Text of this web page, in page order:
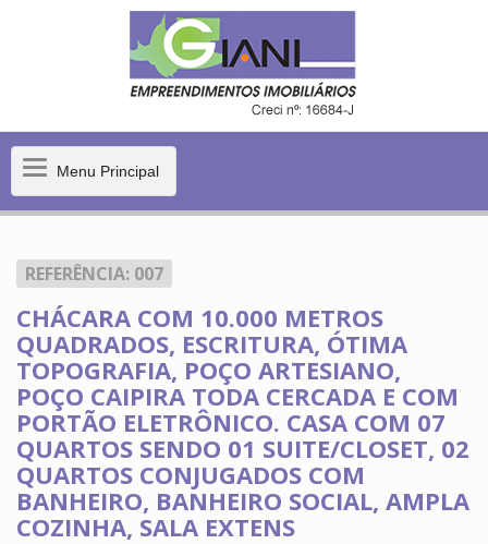
MenuMenu Principal
REFERÊNCIA: 007
CHÁCARA COM 10.000 METROS
QUADRADOS, ESCRITURA, ÓTIMA
TOPOGRAFIA, POÇO ARTESIANO,
POÇO CAIPIRA TODA CERCADA E COM
PORTÃO ELETRÔNICO. CASA COM 07
QUARTOS SENDO 01 SUITE/CLOSET, 02
QUARTOS CONJUGADOS COM
BANHEIRO, BANHEIRO SOCIAL, AMPLA
COZINHA, SALA EXTENS